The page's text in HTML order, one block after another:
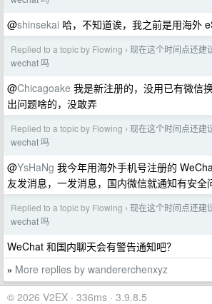
@shinsekai 哈，不知道诶，我之前是用海外
Replied to a topic by Flowing › 现在这个时间点还建
wechat 吗
@Chicagoake 我是新注册的，没用已有微信
出问题啥的，没敢弄
Replied to a topic by Flowing › 现在这个时间点还建
wechat 吗
@YsHaNg 我今年用海外手机号注册的
友发消息，一发消息，国内微信就通知有安
Replied to a topic by Flowing › 现在这个时间点还建
wechat 吗
WeChat 和国内聊天会有警告通知吧？
» More replies by wandererchenxyz
© 2026 V2EX · 336ms · 3.9.8.5